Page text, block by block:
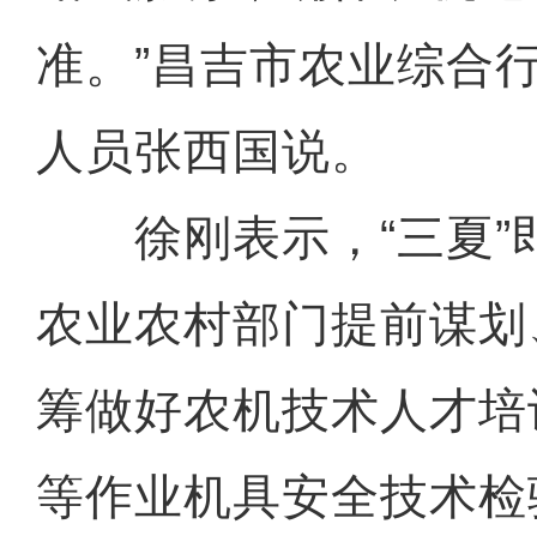
准。”昌吉市农业综合
人员张西国说。
徐刚表示，“三夏”
农业农村部门提前谋
筹做好农机技术人才
等作业机具安全技术